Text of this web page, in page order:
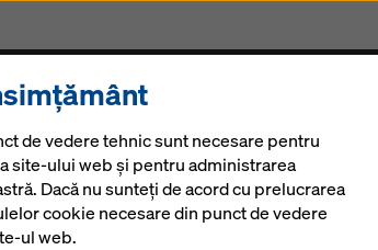
Soluții Digitale
de vedere tehnic sunt necesare pentru
site-ului web și pentru administrarea
Dacă nu sunteți de acord cu prelucrarea
cookie necesare din punct de vedere
ul web.